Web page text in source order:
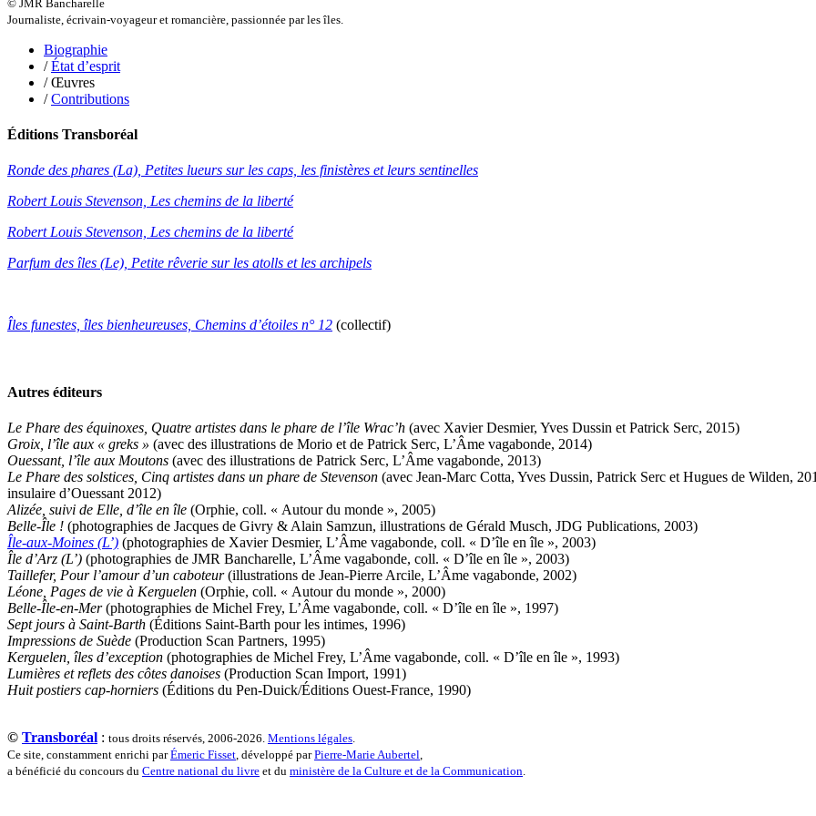
Roux Baptiste
Sablé Erik
Saint-Loup
Salon Olivier
Sapin-Defour Cédric
Sattler Alexandre
Sauve Philippe
Sibony Julie
Sokpakbaïev Berdibek
Soleilhavoup François
Squillace Sophie
Stuck Hudson
Sylvestre Françoise
Tardieu Marc
Touboul Marion
Tuilier Romain
Tzapoff Antoine
Ujfalvy-Bourdon Marie de
Urbain Jean-Didier
Valéry Philippe
Valentin Jean-Pierre
Valverde Benjamin
Vayron Isabelle
Vayron Xavier
Vera Siphay
Victor Daphné
Victor Paul-Émile
Victor Stéphane
Vignon Vincent
Villemagne François-Xavier de
Weill-Parot Nicolas
Weis Robert
Yger Yves
© JMR Bancharelle
Journaliste, écrivain-voyageur et romancière, passionnée par les îles.
Biographie
/État d’esprit
/ Œuvres
/Contributions
Éditions Transboréal
Ronde des phares (La), Petites lueurs sur les caps, les finistères et leurs sentinelles
Robert Louis Stevenson, Les chemins de la liberté
Robert Louis Stevenson, Les chemins de la liberté
Parfum des îles (Le), Petite rêverie sur les atolls et les archipels
Îles funestes, îles bienheureuses, Chemins d’étoiles n° 12 (collectif)
Autres éditeurs
Le Phare des équinoxes, Quatre artistes dans le phare de l’île Wrac’h (avec Xavier Desmier, Yves Dussin et Patrick Serc, 2015)
Groix, l’île aux « greks » (avec des illustrations de Morio et de Patrick Serc, L’Âme vagabonde, 2014)
Ouessant, l’île aux Moutons (avec des illustrations de Patrick Serc, L’Âme vagabonde, 2013)
Le Phare des solstices, Cinq artistes dans un phare de Stevenson (avec Jean-Marc Cotta, Yves Dussin, Patrick Serc et Hugues de Wilden,
insulaire d’Ouessant 2012)
Alizée, suivi de Elle, d’île en île (Orphie, coll. « Autour du monde », 2005)
Belle-Île ! (photographies de Jacques de Givry & Alain Samzun, illustrations de Gérald Musch, JDG Publications, 2003)
Île-aux-Moines (L’) (photographies de Xavier Desmier, L’Âme vagabonde, coll. « D’île en île », 2003)
Île d’Arz (L’) (photographies de JMR Bancharelle, L’Âme vagabonde, coll. « D’île en île », 2003)
Taillefer, Pour l’amour d’un caboteur(illustrations de Jean-Pierre Arcile, L’Âme vagabonde, 2002)
Léone, Pages de vie à Kerguelen (Orphie, coll. « Autour du monde », 2000)
Belle-Île-en-Mer(photographies de Michel Frey, L’Âme vagabonde, coll. « D’île en île », 1997)
Sept jours à Saint-Barth (Éditions Saint-Barth pour les intimes, 1996)
Impressions de Suède (Production Scan Partners, 1995)
Kerguelen, îles d’exception (photographies de Michel Frey, L’Âme vagabonde, coll. « D’île en île », 1993)
Lumières et reflets des côtes danoises (Production Scan Import, 1991)
Huit postiers cap-horniers (Éditions du Pen-Duick/Éditions Ouest-France, 1990)
© Transboréal : tous droits réservés, 2006-2026. Mentions légales
Ce site, constamment enrichi parÉmeric Fisset , développé parPierre-Marie Aubertel
a bénéficié du concours du Centre national du livre et du ministère de la Culture et de la Communication